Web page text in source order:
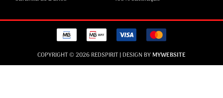
COPYRIGHT © 2026 REDSPIRIT | DESIGN BY MYWEBSITE